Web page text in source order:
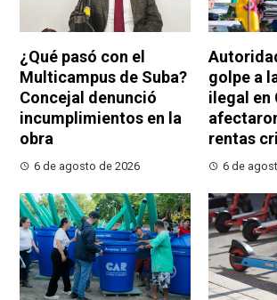
¿Qué pasó con el
Multicampus de Suba?
Concejal denunció
incumplimientos en la
obra
6 de agosto de 2026
golpe a
ilegal en
rentas
6 de